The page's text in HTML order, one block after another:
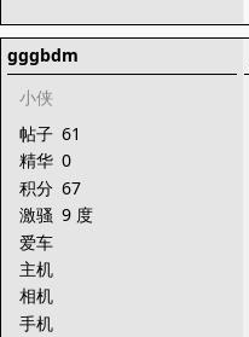
gggbdm
小侠
帖子 61
精华 0
积分 67
激骚 9 度
爱车
主机
相机
手机